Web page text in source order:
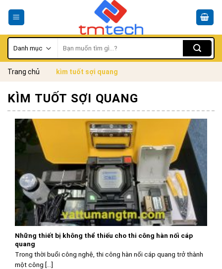
kiếm:
Trang chủ kìm tuốt sợi quang
KÌM TUỐT SỢI QUANG
Những thiết bị không thể thiếu cho thi công hàn nối cáp
quang
Trong thời buổi công nghệ, thi công hàn nối cáp quang trở thành
một công [...]